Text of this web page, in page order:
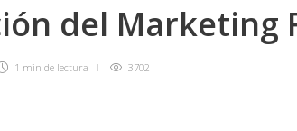
del Marketing
1 min de lectura 3702